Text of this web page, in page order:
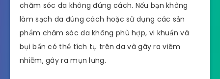
chăm sóc da không đúng cách. Nếu bạn không
làm sạch da đúng cách hoặc sử dụng các sản
phẩm chăm sóc da không phù hợp, vi khuẩn và
bụi bẩn có thể tích tụ trên da và gây ra viêm
nhiễm, gây ra mụn lưng.